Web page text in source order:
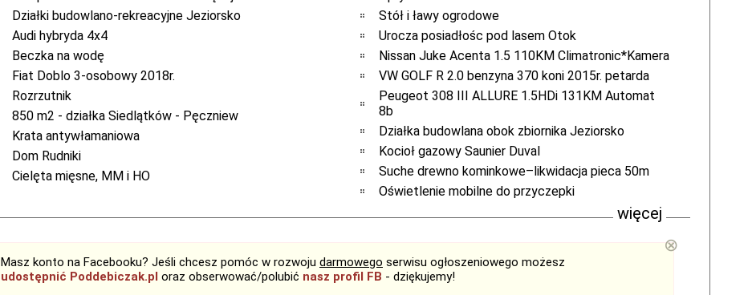
Działki budowlano-rekreacyjne Jeziorsko
Audi hybryda 4x4
Beczka na wodę
Fiat Doblo 3-osobowy 2018r.
Rozrzutnik
850 m2 - działka Siedlątków - Pęczniew
Krata antywłamaniowa
Dom Rudniki
Cielęta mięsne, MM i HO
Stół i ławy ogrodowe
Urocza posiadłośc pod lasem Otok
Nissan Juke Acenta 1.5 110KM Climatronic*Kamera
VW GOLF R 2.0 benzyna 370 koni 2015r. petarda
Peugeot 308 III ALLURE 1.5HDi 131KM Automat
8b
Działka budowlana obok zbiornika Jeziorsko
Kocioł gazowy Saunier Duval
Suche drewno kominkowe–likwidacja pieca 50m
Oświetlenie mobilne do przyczepki
więcej
Masz konto na Facebooku? Jeśli chcesz pomóc w rozwoju darmowego serwisu ogłoszeniowego możesz
udostępnić Poddebiczak.pl oraz obserwować/polubić nasz profil FB - dziękujemy!
⊗